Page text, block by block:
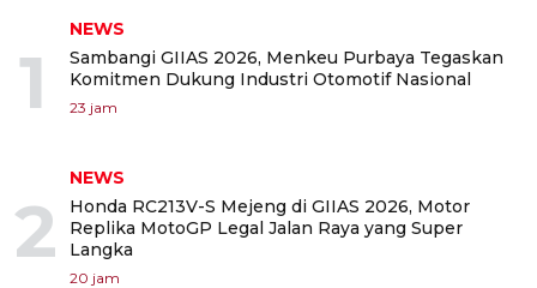
1
NEWS
Sambangi GIIAS 2026, Menkeu Purbaya Tegaskan
Komitmen Dukung Industri Otomotif Nasional
23 jam
2
NEWS
Honda RC213V-S Mejeng di GIIAS 2026, Motor
Replika MotoGP Legal Jalan Raya yang Super
Langka
20 jam